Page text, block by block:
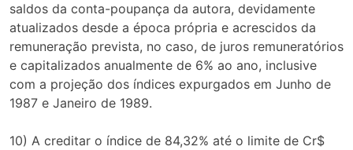
saldos da conta-poupança da autora, devidamente
atualizados desde a época própria e acrescidos da
remuneração prevista, no caso, de juros remuneratórios
e capitalizados anualmente de 6% ao ano, inclusive
com a projeção dos índices expurgados em Junho de
1987 e Janeiro de 1989.
10) A creditar o índice de 84,32% até o limite de Cr$